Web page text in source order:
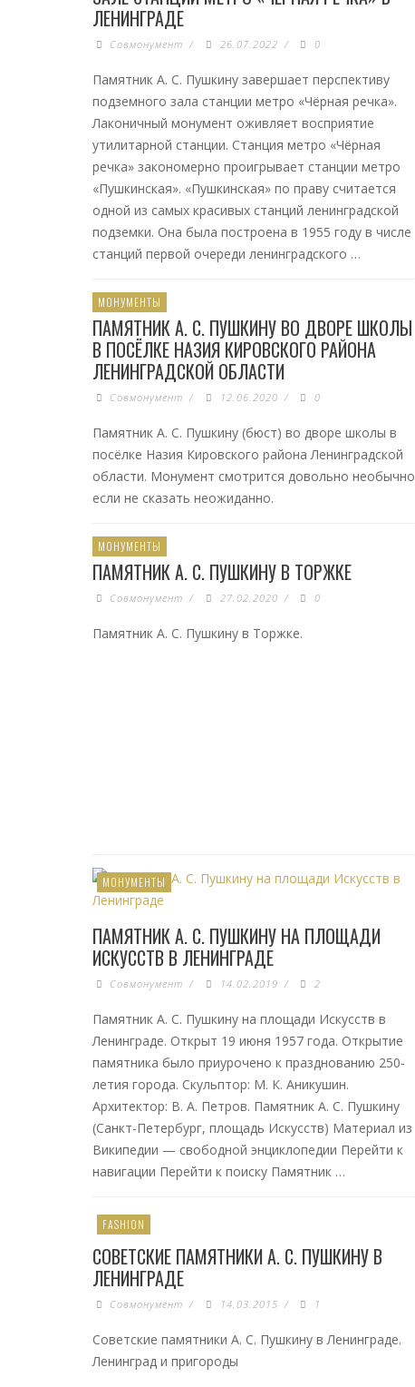
ЛЕНИНГРАДЕ
Совмонумент / 26.07.2022 / 0
Памятник А. С. Пушкину завершает перспективу
подземного зала станции метро «Чёрная речка».
Лаконичный монумент оживляет восприятие
утилитарной станции. Станция метро «Чёрная
речка» закономерно проигрывает станции метро
«Пушкинская». «Пушкинская» по праву считается
одной из самых красивых станций ленинградской
подземки. Она была построена в 1955 году в числе
станций первой очереди ленинградского …
МОНУМЕНТЫ
ПАМЯТНИК А. С. ПУШКИНУ ВО ДВОРЕ ШКОЛЫ
В ПОСЁЛКЕ НАЗИЯ КИРОВСКОГО РАЙОНА
ЛЕНИНГРАДСКОЙ ОБЛАСТИ
Совмонумент / 12.06.2020 / 0
Памятник А. С. Пушкину (бюст) во дворе школы в
посёлке Назия Кировского района Ленинградской
области. Монумент смотрится довольно
если не сказать неожиданно.
МОНУМЕНТЫ
ПАМЯТНИК А. С. ПУШКИНУ В ТОРЖКЕ
Совмонумент / 27.02.2020 / 0
Памятник А. С. Пушкину в Торжке.
МОНУМЕНТЫ
ПАМЯТНИК А. С. ПУШКИНУ НА ПЛОЩАДИ
ИСКУССТВ В ЛЕНИНГРАДЕ
Совмонумент / 14.02.2019 / 2
Памятник А. С. Пушкину на площади Искусств в
Ленинграде. Открыт 19 июня 1957 года. Открытие
памятника было приурочено к празднованию 250-
летия города. Скульптор: М. К. Аникушин.
Архитектор: В. А. Петров. Памятник А. С. Пушкину
(Санкт-Петербург, площадь Искусств) Материал из
Википедии — свободной энциклопедии Перейти к
навигации Перейти к поиску Памятник …
FASHION
СОВЕТСКИЕ ПАМЯТНИКИ А. С. ПУШКИНУ В
ЛЕНИНГРАДЕ
Совмонумент / 14.03.2015 / 1
Советские памятники А. С. Пушкину в Ленинграде.
Ленинград и пригороды